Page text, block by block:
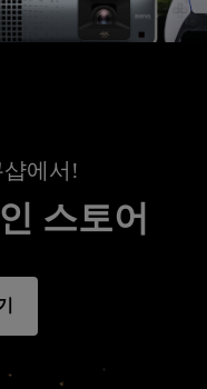
에서!
스토어